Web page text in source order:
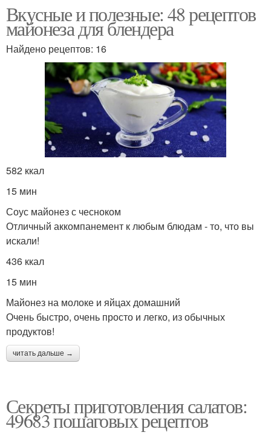
Вкусные и полезные: 48 рецептов
майонеза для блендера
Найдено рецептов: 16
582 ккал
15 мин
Соус майонез с чесноком
Отличный аккомпанемент к любым блюдам - то, что вы
искали!
436 ккал
15 мин
Майонез на молоке и яйцах домашний
Очень быстро, очень просто и легко, из обычных
продуктов!
читать дальше →
Секреты приготовления салатов:
49683 пошаговых рецептов